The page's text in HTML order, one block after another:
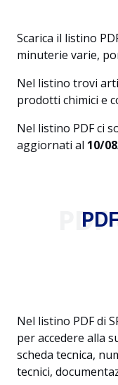
Scarica il listino
minuterie varie,
Nel listino trovi
prodotti chimici e
Nel listino PDF ci
aggiornati al 10/
Nel listino PDF di
per accedere alla
scheda tecnica,
tecnici,